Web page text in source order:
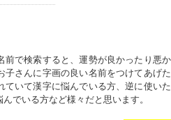
前で検索すると、運勢が良かったり悪か
子さんに字画の良い名前をつけてあげた
ていて漢字に悩んでいる方、逆に使いた
でいる方など様々だと思います。